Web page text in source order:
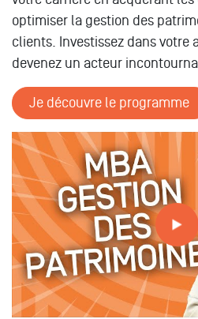
optimiser la gestion des
clients. Investissez dans votre
devenez un acteur
Je découvre le programme
Tout savoir sur les formations //
PATRIMOINES